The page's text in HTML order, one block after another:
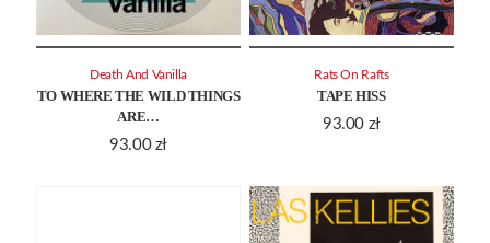
TO WHERE THE WILD THINGS
ARE…
93.00 zł
Death And Vanilla
TAPE HISS
93.00 zł
Rats On Rafts